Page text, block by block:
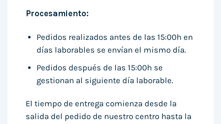
Procesamiento:
Pedidos realizados antes de las 15:00h en
días laborables se envían el mismo día.
Pedidos después de las 15:00h se
gestionan al siguiente día laborable.
El tiempo de entrega comienza desde la
salida del pedido de nuestro centro hasta la